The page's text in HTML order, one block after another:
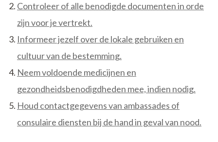
Controleer of alle benodigde documenten in orde
zijn voor je vertrekt.
Informeer jezelf over de lokale gebruiken en
cultuur van de bestemming.
Neem voldoende medicijnen en
gezondheidsbenodigdheden mee, indien nodig.
Houd contactgegevens van ambassades of
consulaire diensten bij de hand in geval van nood.